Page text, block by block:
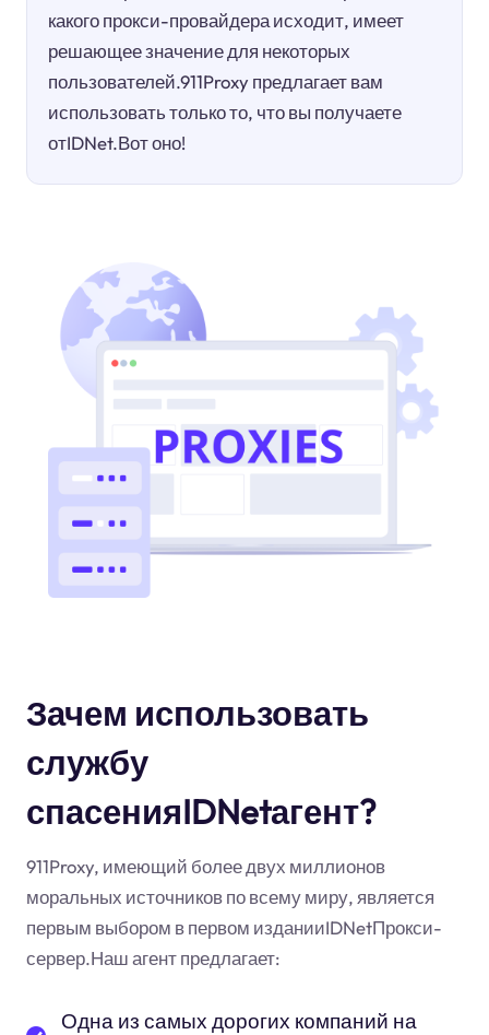
какого прокси-провайдера исходит, имеет
решающее значение для некоторых
пользователей.911Proxy предлагает вам
использовать только то, что вы получаете
отIDNet.Вот оно!
Зачем использовать
службу
спасенияIDNetагент?
911Proxy, имеющий более двух миллионов
моральных источников по всему миру, является
первым выбором в первом изданииIDNetПрокси-
сервер.Наш агент предлагает:
Одна из самых дорогих компаний на